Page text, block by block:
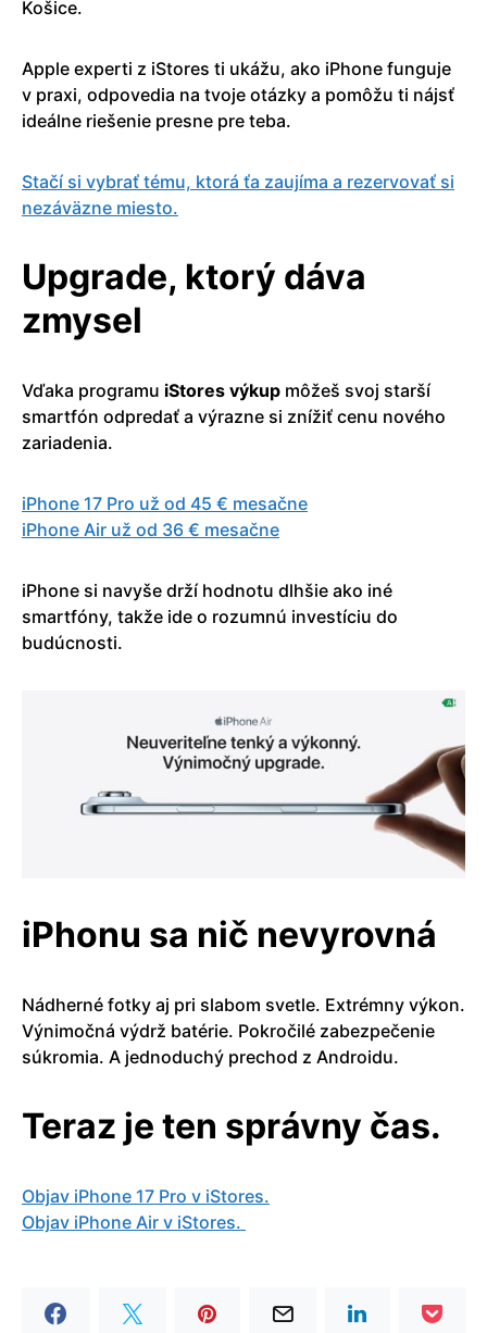
Košice.
Apple experti z iStores ti ukážu, ako iPhone funguje
v praxi, odpovedia na tvoje otázky a pomôžu ti nájsť
ideálne riešenie presne pre teba.
Stačí si vybrať tému, ktorá ťa zaujíma a rezervovať si
nezáväzne miesto.
Upgrade, ktorý dáva
zmysel
Vďaka programu iStores výkup môžeš svoj starší
smartfón odpredať a výrazne si znížiť cenu nového
zariadenia.
iPhone 17 Pro už od 45 € mesačne
iPhone Air už od 36 € mesačne
iPhone si navyše drží hodnotu dlhšie ako iné
smartfóny, takže ide o rozumnú investíciu do
budúcnosti.
iPhonu sa nič nevyrovná
Nádherné fotky aj pri slabom svetle. Extrémny výkon.
Výnimočná výdrž batérie. Pokročilé zabezpečenie
súkromia. A jednoduchý prechod z Androidu.
Teraz je ten správny čas.
Objav iPhone 17 Pro v iStores.
Objav iPhone Air v iStores.